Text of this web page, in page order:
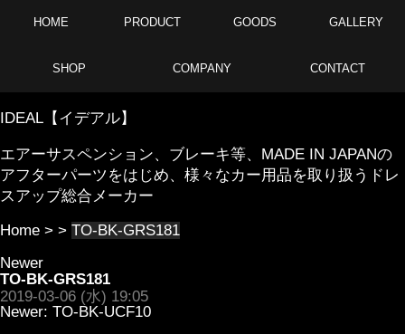
HOME PRODUCT GOODS GALLERY
SHOP COMPANY CONTACT
IDEAL【イデアル】
エアーサスペンション、ブレーキ等、MADE IN JAPANの
アフターパーツをはじめ、様々なカー用品を取り扱うドレ
スアップ総合メーカー
Home > > TO-BK-GRS181
Newer
TO-BK-GRS181
2019-03-06 (水) 19:05
Newer: TO-BK-UCF10